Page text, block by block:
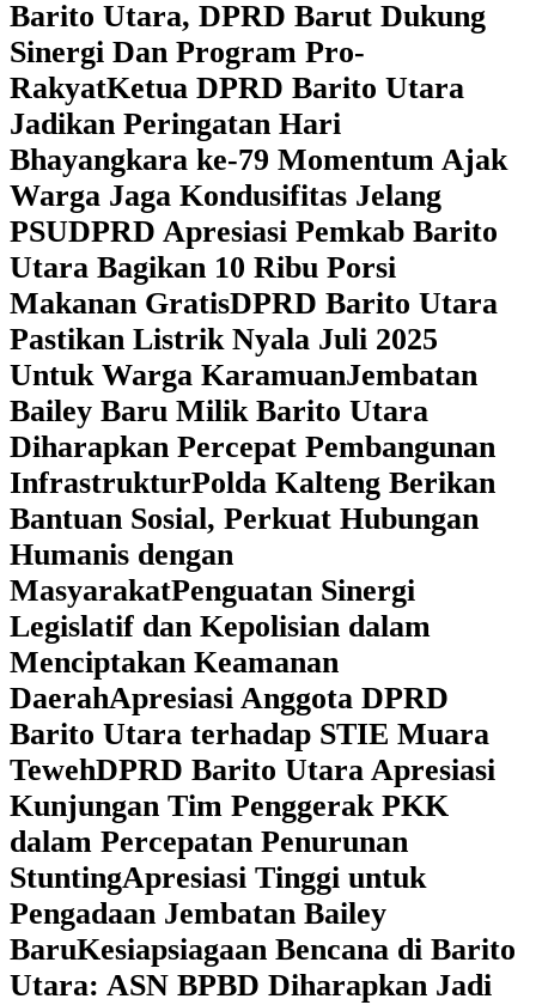
Barito Utara, DPRD Barut Dukung
Sinergi Dan Program Pro-
RakyatKetua DPRD Barito Utara
Jadikan Peringatan Hari
Bhayangkara ke-79 Momentum Ajak
Warga Jaga Kondusifitas Jelang
PSUDPRD Apresiasi Pemkab Barito
Utara Bagikan 10 Ribu Porsi
Makanan GratisDPRD Barito Utara
Pastikan Listrik Nyala Juli 2025
Untuk Warga KaramuanJembatan
Bailey Baru Milik Barito Utara
Diharapkan Percepat Pembangunan
InfrastrukturPolda Kalteng Berikan
Bantuan Sosial, Perkuat Hubungan
Humanis dengan
MasyarakatPenguatan Sinergi
Legislatif dan Kepolisian dalam
Menciptakan Keamanan
DaerahApresiasi Anggota DPRD
Barito Utara terhadap STIE Muara
TewehDPRD Barito Utara Apresiasi
Kunjungan Tim Penggerak PKK
dalam Percepatan Penurunan
StuntingApresiasi Tinggi untuk
Pengadaan Jembatan Bailey
BaruKesiapsiagaan Bencana di Barito
Utara: ASN BPBD Diharapkan Jadi